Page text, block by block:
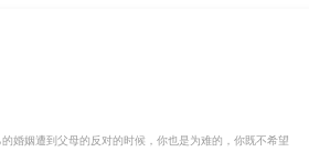
婚姻遭到父母的反对的时候，你也是为难的，你既不希望